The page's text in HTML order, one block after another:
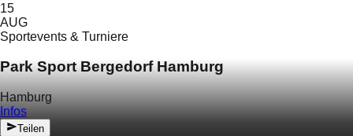
15
AUG
Sportevents & Turniere
Park Sport Bergedorf Hamburg
Hamburg
Infos
Teilen